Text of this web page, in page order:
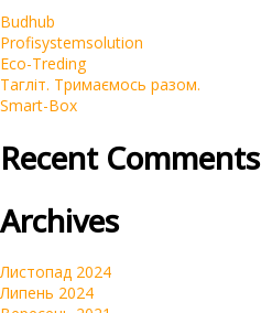
Budhub
Profisystemsolution
Eco-Treding
Тагліт. Тримаємось разом.
Smart-Box
Recent Comments
Archives
Листопад 2024
Липень 2024